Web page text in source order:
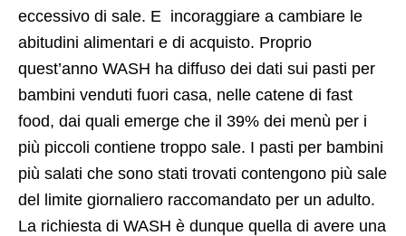
eccessivo di sale. E incoraggiare a cambiare le
abitudini alimentari e di acquisto. Proprio
quest’anno WASH ha diffuso dei dati sui pasti per
bambini venduti fuori casa, nelle catene di fast
food, dai quali emerge che il 39% dei menù per i
più piccoli contiene troppo sale. I pasti per bambini
più salati che sono stati trovati contengono più sale
del limite giornaliero raccomandato per un adulto.
La richiesta di WASH è dunque quella di avere una